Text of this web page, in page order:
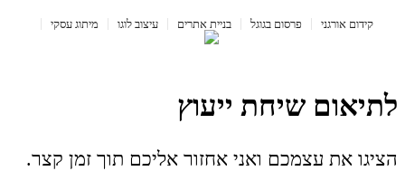
קידום אורגני פרסום בגוגל בניית אתרים עיצוב לוגו מיתוג עסקי
לתיאום שיחת ייעוץ
הציגו את עצמכם ואני אחזור אליכם תוך זמן קצר.